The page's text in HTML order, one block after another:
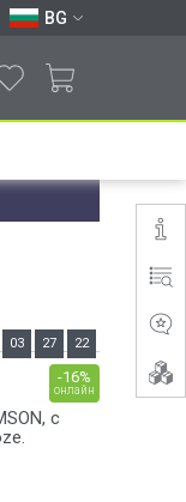
BG
с
-16%
онлайн
03 27 21